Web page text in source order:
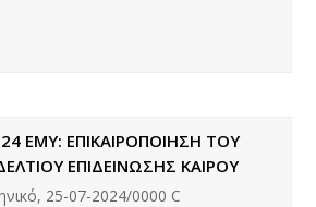
ΕΜΥ: ΕΠΙΚΑΙΡΟΠΟΙΗΣΗ ΤΟΥ
ΕΠΙΔΕΙΝΩΣΗΣ ΚΑΙΡΟΥ
25-07-2024/0000 C